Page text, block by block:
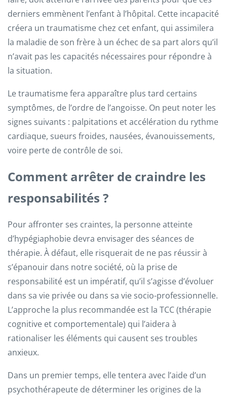
derniers emmènent l’enfant à l’hôpital. Cette incapacité
créera un traumatisme chez cet enfant, qui assimilera
la maladie de son frère à un échec de sa part alors qu’il
n’avait pas les capacités nécessaires pour répondre à
la situation.
Le traumatisme fera apparaître plus tard certains
symptômes, de l’ordre de l’angoisse. On peut noter les
signes suivants : palpitations et accélération du rythme
cardiaque, sueurs froides, nausées, évanouissements,
voire perte de contrôle de soi.
Comment arrêter de craindre les
responsabilités ?
Pour affronter ses craintes, la personne atteinte
d’hypégiaphobie devra envisager des séances de
thérapie. À défaut, elle risquerait de ne pas réussir à
s’épanouir dans notre société, où la prise de
responsabilité est un impératif, qu’il s’agisse d’évoluer
dans sa vie privée ou dans sa vie socio-professionnelle.
L’approche la plus recommandée est la TCC (thérapie
cognitive et comportementale) qui l’aidera à
rationaliser les éléments qui causent ses troubles
anxieux.
Dans un premier temps, elle tentera avec l’aide d’un
psychothérapeute de déterminer les origines de la